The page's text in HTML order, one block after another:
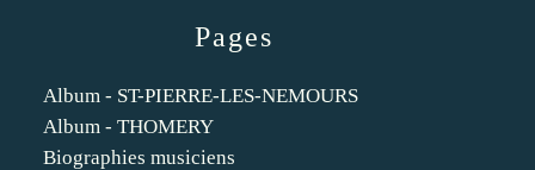
Pages
Album - ST-PIERRE-LES-NEMOURS
Album - THOMERY
Biographies musiciens